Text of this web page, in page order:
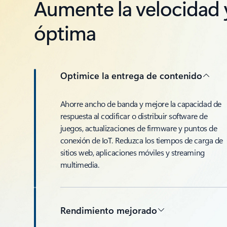
Aumente la velocidad
óptima
Optimice la entrega de contenido
Ahorre ancho de banda y mejore la capacidad de
respuesta al codificar o distribuir software de
juegos, actualizaciones de firmware y puntos de
conexión de IoT. Reduzca los tiempos de carga de
sitios web, aplicaciones móviles y streaming
multimedia.
Rendimiento mejorado